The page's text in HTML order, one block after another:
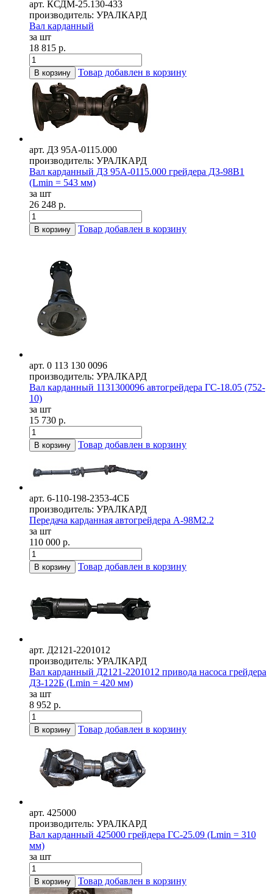
арт. КСДМ-25.130-433
производитель: УРАЛКАРД
Вал карданный
за шт
18 815 р.
В корзину Товар добавлен в корзину
арт. ДЗ 95А-0115.000
производитель: УРАЛКАРД
Вал карданный ДЗ 95А-0115.000 грейдера ДЗ-98В1
(Lmin = 543 мм)
за шт
26 248 р.
В корзину Товар добавлен в корзину
арт. 0 113 130 0096
производитель: УРАЛКАРД
Вал карданный 1131300096 автогрейдера ГС-18.05 (752-
10)
за шт
15 730 р.
В корзину Товар добавлен в корзину
арт. 6-110-198-2353-4СБ
производитель: УРАЛКАРД
Передача карданная автогрейдера А-98М2.2
за шт
110 000 р.
В корзину Товар добавлен в корзину
арт. Д2121-2201012
производитель: УРАЛКАРД
Вал карданный Д2121-2201012 привода насоса грейдера
ДЗ-122Б (Lmin = 420 мм)
за шт
8 952 р.
В корзину Товар добавлен в корзину
арт. 425000
производитель: УРАЛКАРД
Вал карданный 425000 грейдера ГС-25.09 (Lmin = 310
мм)
за шт
В корзину Товар добавлен в корзину